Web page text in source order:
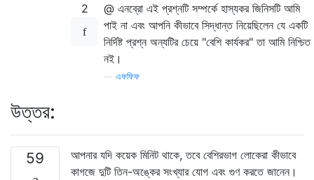
2
@ এনব্রো এই প্রশ্নটি সম্পর্কে হাস্যকর জিনিসটি আমি
পাই না এবং আপনি কীভাবে সিদ্ধান্ত নিয়েছিলেন যে একটি
নির্দিষ্ট প্রশ্ন অন্যটির চেয়ে "বেশি কার্যকর" তা আমি নিশ্চিত
নই।
এফফিফ
উত্তর:
59
আপনার যদি কয়েক মিনিট থাকে, তবে বেশিরভাগ লোকেরা কীভাবে
কাগজে দুটি তিন-অঙ্কের সংখ্যার যোগ এবং গুণ করতে জানেন।